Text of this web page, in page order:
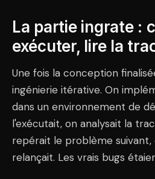
La partie ingrate :
exécuter, lire la
Une fois la conception
ingénierie itérative. On
dans un environnement de
l'exécutait, on analysait la
repérait le problème
relançait. Les vrais bugs